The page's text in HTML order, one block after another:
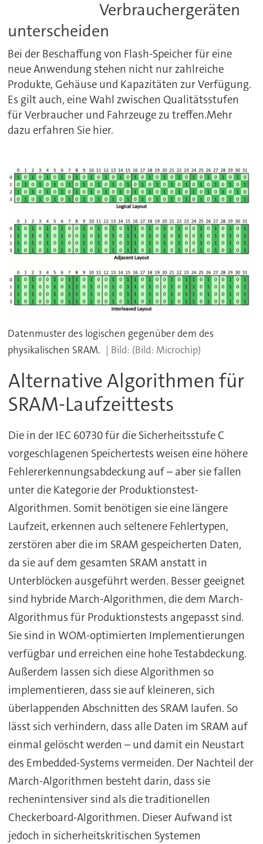
Verbrauchergeräten
unterscheiden
Bei der Beschaffung von Flash-Speicher für eine
neue Anwendung stehen nicht nur zahlreiche
Produkte, Gehäuse und Kapazitäten zur Verfügung.
Es gilt auch, eine Wahl zwischen Qualitätsstufen
für Verbraucher und Fahrzeuge zu treffen.Mehr
dazu erfahren Sie hier.
Datenmuster des logischen gegenüber dem des
physikalischen SRAM.
(Bild: Microchip)
Alternative Algorithmen für
SRAM-Laufzeittests
Die in der IEC 60730 für die Sicherheitsstufe C
vorgeschlagenen Speichertests weisen eine höhere
Fehlererkennungsabdeckung auf – aber sie fallen
unter die Kategorie der Produktionstest-
Algorithmen. Somit benötigen sie eine längere
Laufzeit, erkennen auch seltenere Fehlertypen,
zerstören aber die im SRAM gespeicherten Daten,
da sie auf dem gesamten SRAM anstatt in
Unterblöcken ausgeführt werden. Besser geeignet
sind hybride March-Algorithmen, die dem March-
Algorithmus für Produktionstests angepasst sind.
Sie sind in WOM-optimierten Implementierungen
verfügbar und erreichen eine hohe Testabdeckung.
Außerdem lassen sich diese Algorithmen so
implementieren, dass sie auf kleineren, sich
überlappenden Abschnitten des SRAM laufen. So
lässt sich verhindern, dass alle Daten im SRAM auf
einmal gelöscht werden – und damit ein Neustart
des Embedded-Systems vermeiden. Der Nachteil der
March-Algorithmen besteht darin, dass sie
rechenintensiver sind als die traditionellen
Checkerboard-Algorithmen. Dieser Aufwand ist
jedoch in sicherheitskritischen Systemen